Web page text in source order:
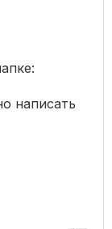
написать